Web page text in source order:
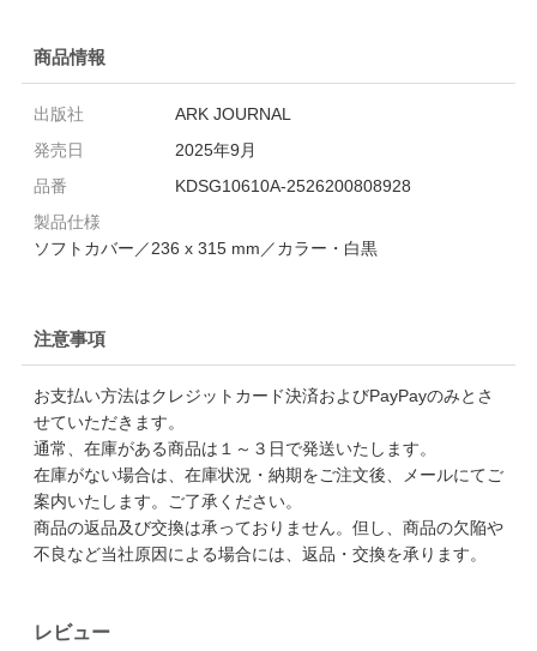
商品情報
出版社
ARK JOURNAL
発売日
2025年9月
品番
KDSG10610A-2526200808928
製品仕様
ソフトカバー／236 x 315 mm／カラー・白黒
注意事項
お支払い方法はクレジットカード決済およびPayPayのみとさ
せていただきます。
通常、在庫がある商品は１～３日で発送いたします。
在庫がない場合は、在庫状況・納期をご注文後、メールにてご
案内いたします。ご了承ください。
商品の返品及び交換は承っておりません。但し、商品の欠陥や
不良など当社原因による場合には、返品・交換を承ります。
レビュー